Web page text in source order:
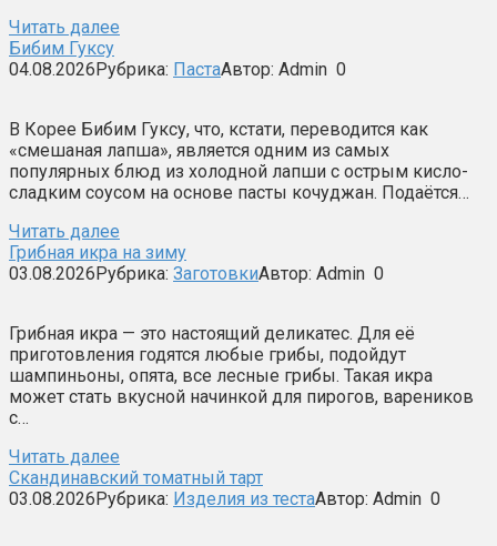
Читать далее
Бибим Гуксу
04.08.2026Рубрика: ПастаАвтор: Admin 0
В Корее Бибим Гуксу, что, кстати, переводится как
«смешаная лапша», является одним из самых
популярных блюд из холодной лапши с острым кисло-
сладким соусом на основе пасты кочуджан. Подаётся…
Читать далее
Грибная икра на зиму
03.08.2026Рубрика: ЗаготовкиАвтор: Admin 0
Грибная икра — это настоящий деликатес. Для её
приготовления годятся любые грибы, подойдут
шампиньоны, опята, все лесные грибы. Такая икра
может стать вкусной начинкой для пирогов, вареников
с…
Читать далее
Скандинавский томатный тарт
03.08.2026Рубрика: Изделия из тестаАвтор: Admin 0